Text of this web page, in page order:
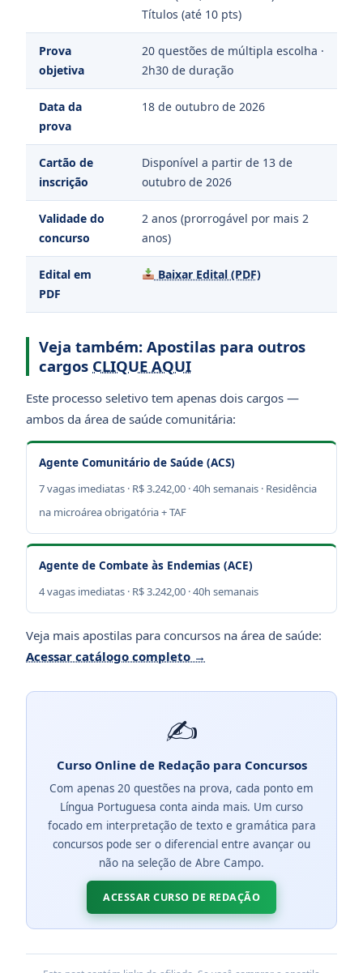
Títulos (até 10 pts)
Prova
objetiva
20 questões de múltipla escolha ·
2h30 de duração
Data da
prova
18 de outubro de 2026
Cartão de
inscrição
Disponível a partir de 13 de
outubro de 2026
Validade do
concurso
2 anos (prorrogável por mais 2
anos)
Edital em
PDF
Baixar Edital (PDF)
Veja também: Apostilas para outros
cargos CLIQUE AQUI
Este processo seletivo tem apenas dois cargos —
ambos da área de saúde comunitária:
Agente Comunitário de Saúde (ACS)
7 vagas imediatas · R$ 3.242,00 · 40h semanais · Residência
na microárea obrigatória + TAF
Agente de Combate às Endemias (ACE)
4 vagas imediatas · R$ 3.242,00 · 40h semanais
Veja mais apostilas para concursos na área de saúde:
Acessar catálogo completo →
✍️
Curso Online de Redação para Concursos
Com apenas 20 questões na prova, cada ponto em
Língua Portuguesa conta ainda mais. Um curso
focado em interpretação de texto e gramática para
concursos pode ser o diferencial entre avançar ou
não na seleção de Abre Campo.
ACESSAR CURSO DE REDAÇÃO